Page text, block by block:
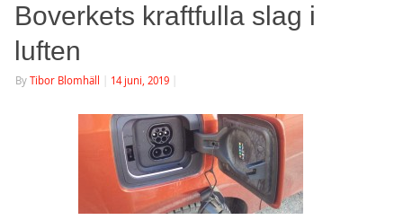
Boverkets kraftfulla slag i
luften
By Tibor Blomhäll 14 juni, 2019